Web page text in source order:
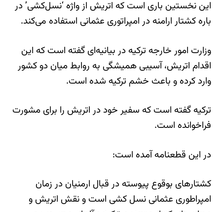
این نخستین باری است که اتریش از واژه ‘نسل‌کشی’ در
باره کشتار ارامنه در امپراتوری عثمانی استفاده می‌کند.
وزارت امور خارجه ترکیه در بیانیه‌ای گفته است که این
اقدام اتریش، آسیبی همیشگی به روابط میان دو کشور
وارد کرده و باعث خشم ترکیه شده است.
ترکیه گفته است که سفیر خود در اتریش را برای مشورت
فراخوانده است.
در این قطعنامه آمده است:
کشتارهای بوقوع پیوسته در قبال ارمنیان در زمان
امپراطوری عثمانی نسل کشی است و نقش اتریش و